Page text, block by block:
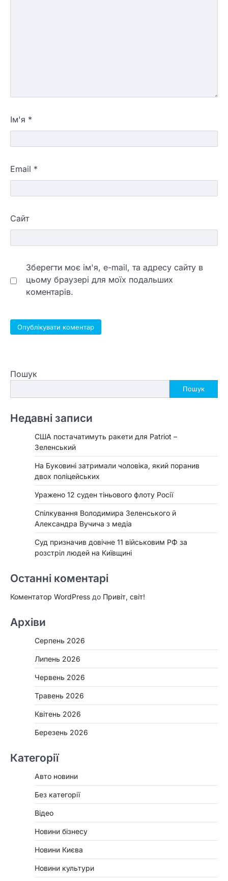
Ім'я *
Email *
Сайт
Зберегти моє ім'я, e-mail, та адресу сайту в
цьому браузері для моїх подальших
коментарів.
Пошук
Пошук
Недавні записи
США постачатимуть ракети для Patriot –
Зеленський
На Буковині затримали чоловіка, який поранив
двох поліцейських
Уражено 12 суден тіньового флоту Росії
Спілкування Володимира Зеленського й
Александра Вучича з медіа
Суд призначив довічне 11 військовим РФ за
розстріл людей на Київщині
Останні коментарі
Коментатор WordPress до Привіт, світ!
Архіви
Серпень 2026
Липень 2026
Червень 2026
Травень 2026
Квітень 2026
Березень 2026
Категорії
Авто новини
Без категорії
Відео
Новини бізнесу
Новини Києва
Новини культури